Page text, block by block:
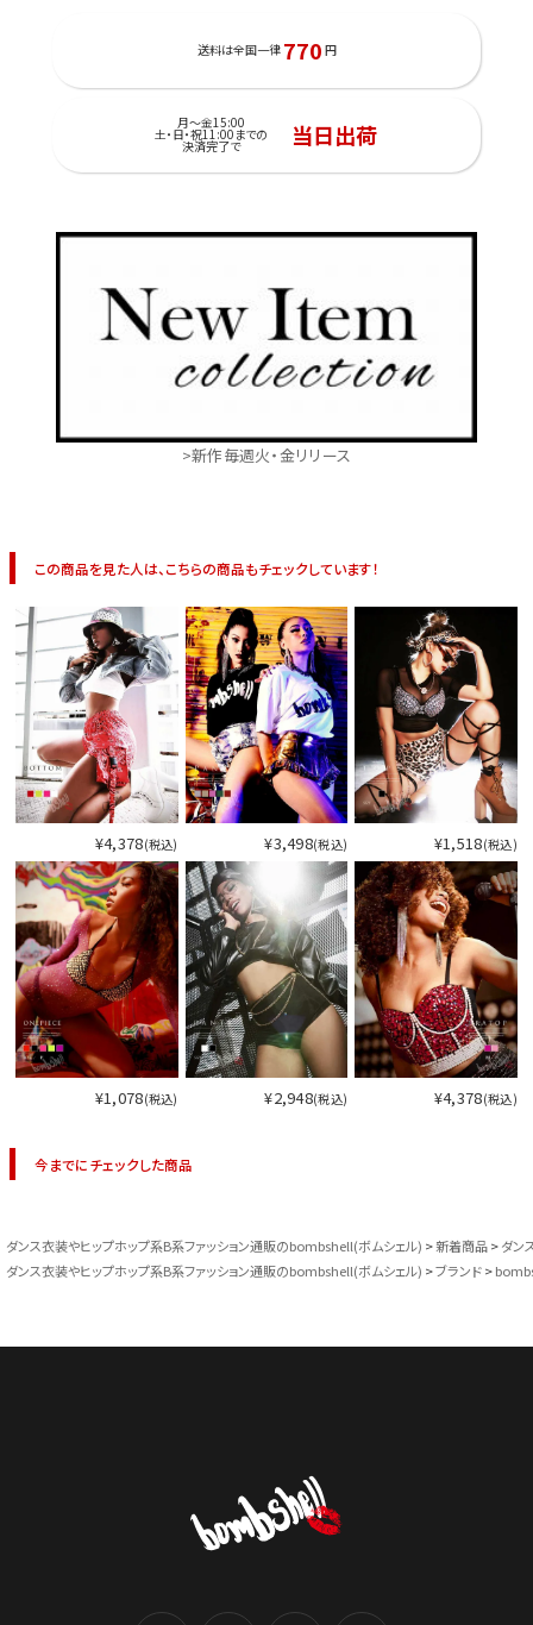
送料は全国一律 770 円
月～金15:00
土・日・祝11:00までの
決済完了で 当日出荷
>新作毎週火・金リリース
この商品を見た人は、こちらの商品もチェックしています！
¥4,378(税込) ¥3,498(税込) ¥1,518(税込)
¥1,078(税込) ¥2,948(税込) ¥4,378(税込)
今までにチェックした商品
ダンス衣装やヒップホップ系B系ファッション通販のbombshell(ボムシェル) 新着商品
ダン
ダンス衣装やヒップホップ系B系ファッション通販のbombshell(ボムシェル)
ブランド